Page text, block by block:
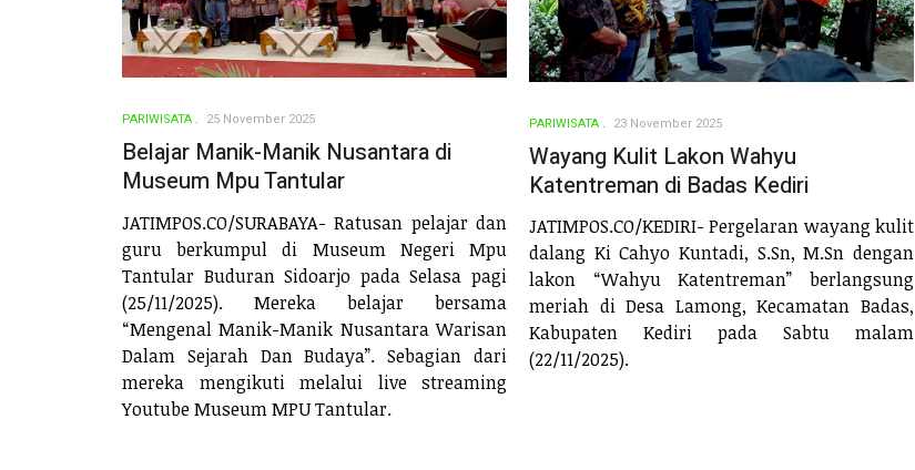
PARIWISATA 25 November 2025
Belajar Manik-Manik Nusantara di
Museum Mpu Tantular
JATIMPOS.CO/SURABAYA- Ratusan pelajar dan
guru berkumpul di Museum Negeri Mpu
Tantular Buduran Sidoarjo pada Selasa pagi
(25/11/2025). Mereka belajar bersama
“Mengenal Manik-Manik Nusantara Warisan
Dalam Sejarah Dan Budaya”. Sebagian dari
mereka mengikuti melalui live streaming
Youtube Museum MPU Tantular.
PARIWISATA 23 November 2025
Wayang Kulit Lakon Wahyu
Katentreman di Badas Kediri
JATIMPOS.CO/KEDIRI- Pergelaran wayang kulit
dalang Ki Cahyo Kuntadi, S.Sn, M.Sn dengan
lakon “Wahyu Katentreman” berlangsung
meriah di Desa Lamong, Kecamatan Badas,
Kabupaten Kediri pada Sabtu malam
(22/11/2025).